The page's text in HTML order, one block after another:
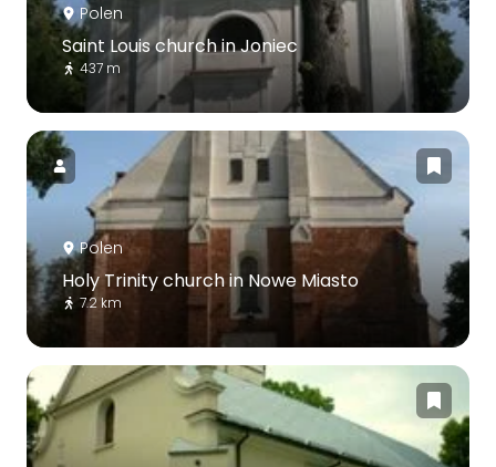
Polen
Saint Louis church in Joniec
437 m
Polen
Holy Trinity church in Nowe Miasto
7.2 km